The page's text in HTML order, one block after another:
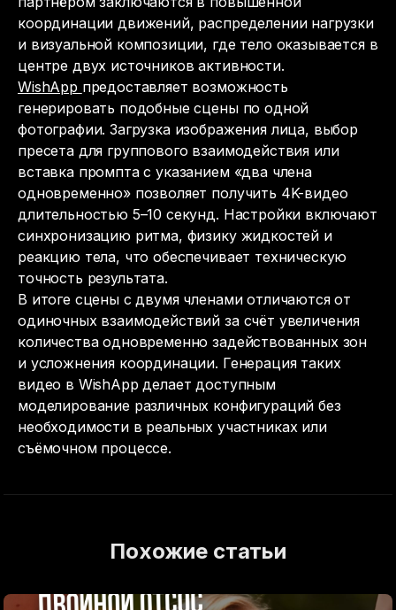
координации движений, распределении нагрузки
и визуальной композиции, где тело оказывается в
центре двух источников активности.
WishApp предоставляет возможность
генерировать подобные сцены по одной
фотографии. Загрузка изображения лица, выбор
пресета для группового взаимодействия или
вставка промпта с указанием «два члена
одновременно» позволяет получить 4K-видео
длительностью 5–10 секунд. Настройки включают
синхронизацию ритма, физику жидкостей и
реакцию тела, что обеспечивает техническую
точность результата.
В итоге сцены с двумя членами отличаются от
одиночных взаимодействий за счёт увеличения
количества одновременно задействованных зон
и усложнения координации. Генерация таких
видео в WishApp делает доступным
моделирование различных конфигураций без
необходимости в реальных участниках или
съёмочном процессе.
Похожие статьи